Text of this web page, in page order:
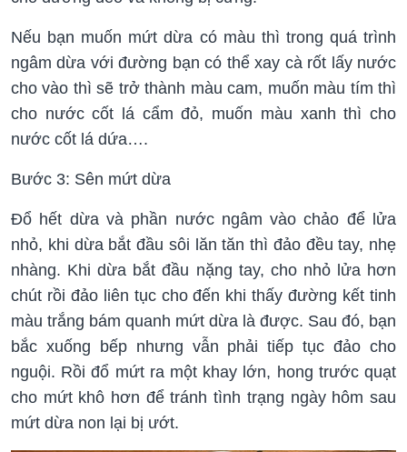
Nếu bạn muốn mứt dừa có màu thì trong quá trình
ngâm dừa với đường bạn có thể xay cà rốt lấy nước
cho vào thì sẽ trở thành màu cam, muốn màu tím thì
cho nước cốt lá cẩm đỏ, muốn màu xanh thì cho
nước cốt lá dứa….
Bước 3: Sên mứt dừa
Đổ hết dừa và phần nước ngâm vào chảo để lửa
nhỏ, khi dừa bắt đầu sôi lăn tăn thì đảo đều tay, nhẹ
nhàng. Khi dừa bắt đầu nặng tay, cho nhỏ lửa hơn
chút rồi đảo liên tục cho đến khi thấy đường kết tinh
màu trắng bám quanh mứt dừa là được. Sau đó, bạn
bắc xuống bếp nhưng vẫn phải tiếp tục đảo cho
nguội. Rồi đổ mứt ra một khay lớn, hong trước quạt
cho mứt khô hơn để tránh tình trạng ngày hôm sau
mứt dừa non lại bị ướt.